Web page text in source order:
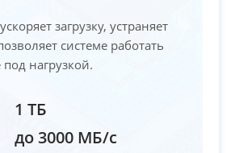
загрузку, устраняет
системе работать
нагрузкой.
1 ТБ
до 3000 МБ/с